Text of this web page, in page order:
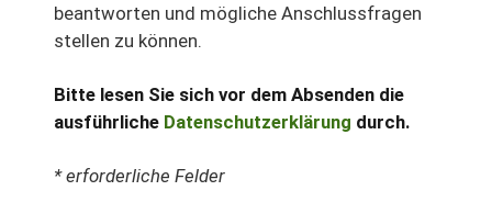
beantworten und mögliche Anschlussfragen
stellen zu können.
Bitte lesen Sie sich vor dem Absenden die
ausführliche Datenschutzerklärung durch.
* erforderliche Felder